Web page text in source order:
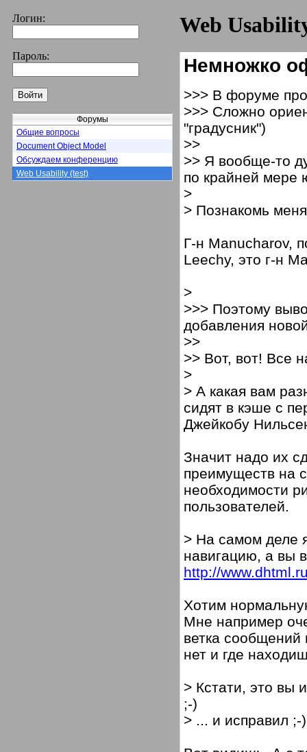
Логин:
Пароль:
Форумы
Общие вопросы
Document Object Model
Обсуждаем конференцию
Web Usability (test)
Web
Немножко
>>> В форуме
>>> Сложно
"градусник")
>>
>> Я вообще-то
по крайней мере
>
> Познакомь
Г-н Manucharov,
Leechy, это г-н
>
>>> Поэтому
добавления
>>
>> Вот, вот! Все
>
> А какая вам
сидят в кэше с
Джейкобу
Значит надо их
преимуществ на
необходимости
пользователей.
> На самом
навигацию, а вы
http://
Хотим
Мне например
ветка сообщений
нет и где
> Кстати, это вы
;-)
> ... и исправил ;-)